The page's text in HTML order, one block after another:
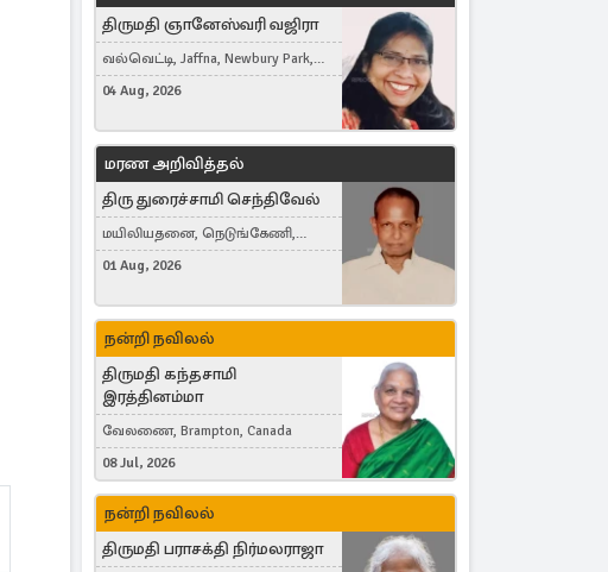
திருமதி ஞானேஸ்வரி வஜிரா
வல்வெட்டி, Jaffna, Newbury Park,
United Kingdom
04 Aug, 2026
மரண அறிவித்தல்
திரு துரைச்சாமி செந்திவேல்
மயிலியதனை, நெடுங்கேணி,
கம்பர்மலை
01 Aug, 2026
நன்றி நவிலல்
திருமதி கந்தசாமி
இரத்தினம்மா
வேலணை, Brampton, Canada
08 Jul, 2026
நன்றி நவிலல்
திருமதி பராசக்தி நிர்மலராஜா